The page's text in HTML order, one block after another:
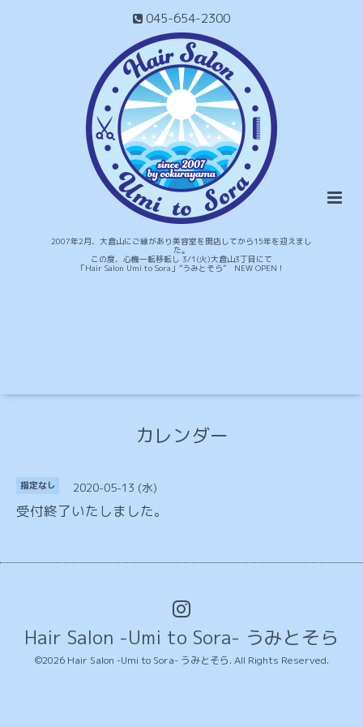
045-654-2300
2007年2月、大倉山にご縁があり美容室を開店してから15年を迎えまし
た。
この度、心機一転移転し 3/1(火)大倉山3丁目にて
「Hair Salon Umi to Sora」“うみとそら” NEW OPEN！
カレンダー
指定なし 2020-05-13 (水)
受付終了いたしました。
Hair Salon -Umi to Sora- うみとそら
©2026 Hair Salon -Umi to Sora- うみとそら. All Rights Reserved.